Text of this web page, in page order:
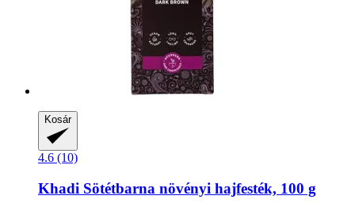
Kosár
4.6 (10)
Khadi Sötétbarna növényi hajfesték, 100 g